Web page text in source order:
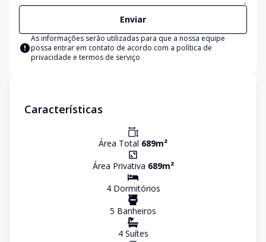
Enviar
As informações serão utilizadas para que a nossa equipe
possa entrar em contato de acordo com a política de
privacidade e termos de serviço
Características
Área Total 689m²
Área Privativa 689m²
4Dormitórios
5 Banheiros
4Suítes